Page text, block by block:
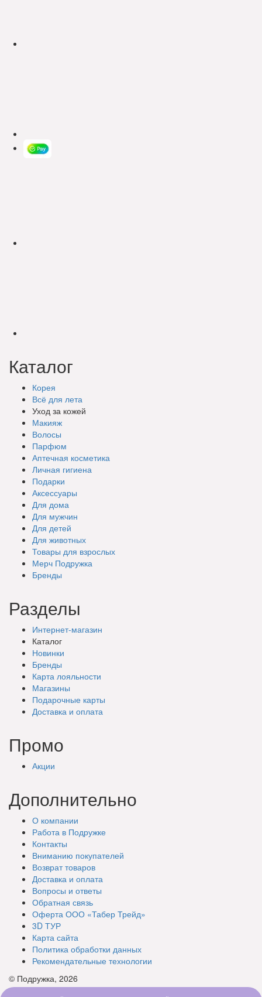
Каталог
Корея
Всё для лета
Уход за кожей
Макияж
Волосы
Парфюм
Аптечная косметика
Личная гигиена
Подарки
Аксессуары
Для дома
Для мужчин
Для детей
Для животных
Товары для взрослых
Мерч Подружка
Бренды
Разделы
Интернет-магазин
Каталог
Новинки
Бренды
Карта лояльности
Магазины
Подарочные карты
Доставка и оплата
Промо
Акции
Дополнительно
О компании
Работа в Подружке
Контакты
Вниманию покупателей
Возврат товаров
Доставка и оплата
Вопросы и ответы
Обратная связь
Оферта ООО «Табер Трейд»
3D ТУР
Карта сайта
Политика обработки данных
Рекомендательные технологии
© Подружка, 2026